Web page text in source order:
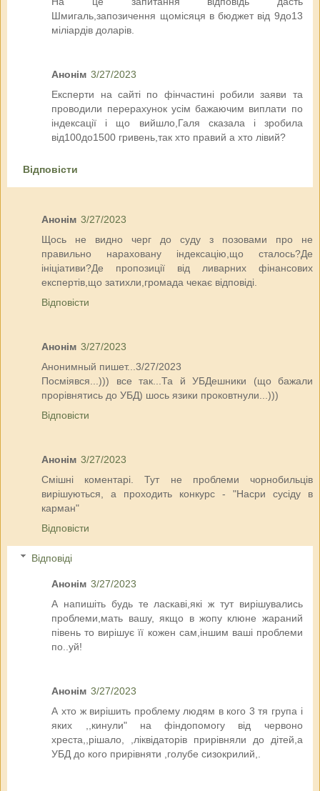
Шмигаль,запозичення щомісяця в бюджет від 9до13
міліардів доларів.
Анонім 3/27/2023
Експерти на сайті по фінчастині робили заяви та
проводили перерахунок усім бажаючим виплати по
індексації і що вийшло,Галя сказала і зробила
від100до1500 гривень,так хто правий а хто лівий?
Відповісти
Анонім 3/27/2023
Щось не видно черг до суду з позовами про не
правильно нараховану індексацію,що сталось?Де
ініціативи?Де пропозиції від ливарних фінансових
експертів,що затихли,громада чекає відповіді.
Відповісти
Анонім 3/27/2023
Анонимный пишет...3/27/2023
Посміявся...))) все так...Та й УБДешники (що бажали
прорівнятись до УБД) шось язики проковтнули...)))
Відповісти
Анонім 3/27/2023
Смішні коментарі. Тут не проблеми чорнобильців
вирішуються, а проходить конкурс - "Насри сусіду в
карман"
Відповісти
Відповіді
Анонім 3/27/2023
А напишіть будь те ласкаві,які ж тут вирішувались
проблеми,мать вашу, якщо в жопу клюне жараний
півень то вирішує її кожен сам,іншим ваші проблеми
по..уй!
Анонім 3/27/2023
А хто ж вирішить проблему людям в кого 3 тя група і
яких ,,кинули" на фіндопомогу від червоно
хреста,,рішало, ,ліквідаторів прирівняли до дітей,а
УБД до кого прирівняти ,голубе сизокрилий,.